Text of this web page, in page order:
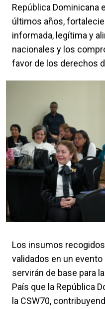
República Dominicana
últimos años,
informada, legítima y
nacionales y los
favor de los derechos
Los insumos
validados en un
servirán de base para
País que la República
la CSW70,